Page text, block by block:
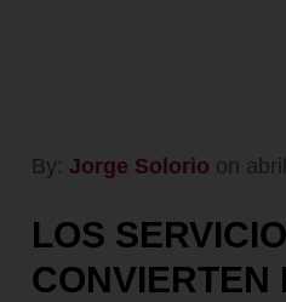
Generación de energía
By: Jorge Solorio on
LOS
CONVIERTEN